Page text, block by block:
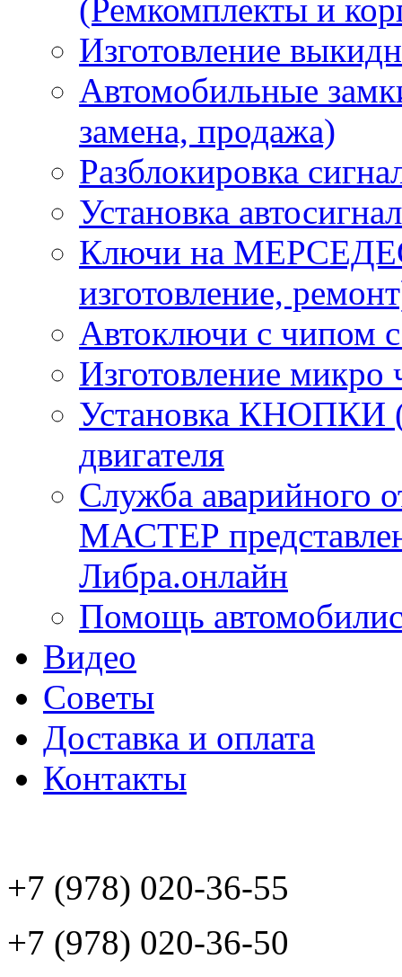
(Ремкомплекты и
Изготовление
Автомобильные
замена, продажа)
Разблокировка
Установка
Ключи на
изготовление,
Автоключи с чипом
Изготовление микро
Установка КНОПКИ
двигателя
Служба аварийного
МАСТЕР
Либра.онлайн
Помощь
Видео
Советы
Доставка и оплата
Контакты
+7 (978) 020-36-55
+7 (978) 020-36-50